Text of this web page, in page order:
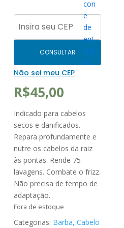
CONSULTAR
Não sei meu CEP
R$45,00
Indicado para cabelos
secos e danificados.
Repara profundamente e
nutre os cabelos da raiz
às pontas. Rende 75
lavagens. Combate o frizz.
Não precisa de tempo de
adaptação.
Fora de estoque
Categorias: Barba, Cabelo